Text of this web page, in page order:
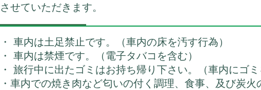
させていただきます。
・ 車内は土足禁止です。（車内の床を汚す行為）
・ 車内は禁煙です。（電子タバコを含む）
・ 旅行中に出たゴミはお持ち帰り下さい。（車内にゴミ
・車内での焼き肉など匂いの付く調理、食事、及び炭火